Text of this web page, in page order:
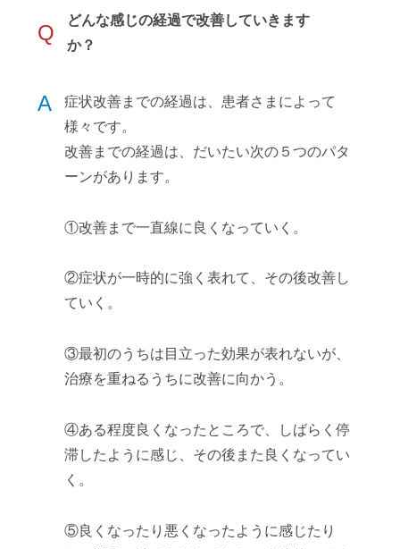
Q
どんな感じの経過で改善していきます
か？
A
症状改善までの経過は、患者さまによって
様々です。
改善までの経過は、だいたい次の５つのパタ
ーンがあります。
①改善まで一直線に良くなっていく。
②症状が一時的に強く表れて、その後改善し
ていく。
③最初のうちは目立った効果が表れないが、
治療を重ねるうちに改善に向かう。
④ある程度良くなったところで、しばらく停
滞したように感じ、その後また良くなってい
く。
⑤良くなったり悪くなったように感じたり